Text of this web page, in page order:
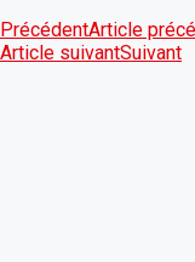
PrécédentArticle
Article suivantSuivant